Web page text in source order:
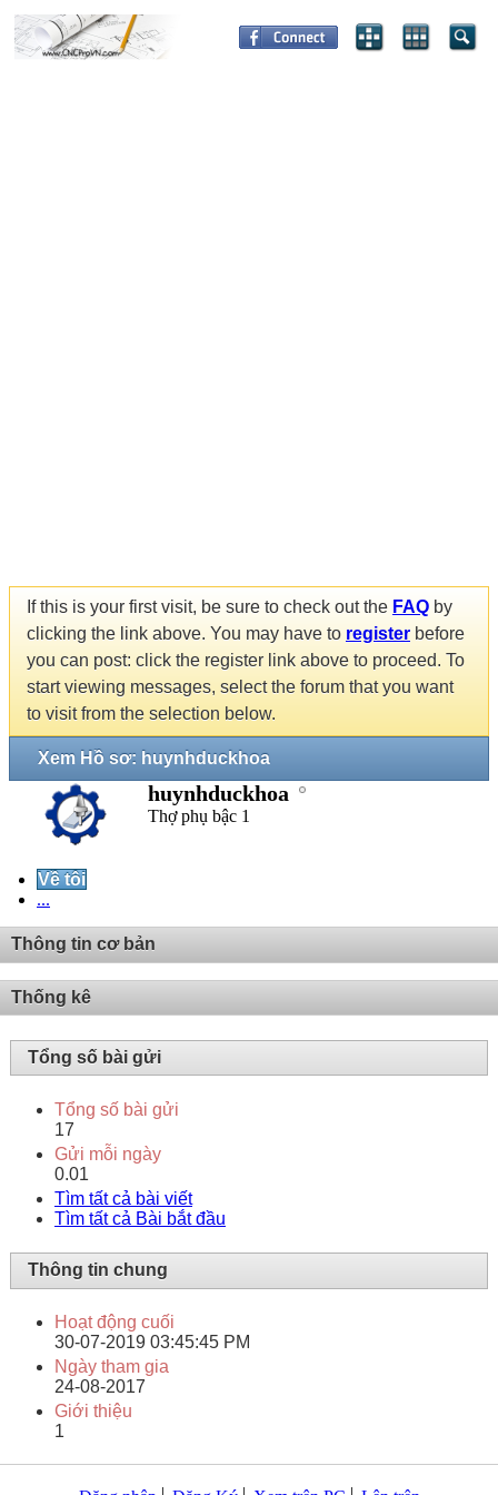
If this is your first visit, be sure to check out the FAQ by
clicking the link above. You may have to register before
you can post: click the register link above to proceed. To
start viewing messages, select the forum that you want
to visit from the selection below.
Xem Hồ sơ: huynhduckhoa
huynhduckhoa
Thợ phụ bậc 1
Về tôi
...
Thông tin cơ bản
Thống kê
Tổng số bài gửi
Tổng số bài gửi
17
Gửi mỗi ngày
0.01
Tìm tất cả bài viết
Tìm tất cả Bài bắt đầu
Thông tin chung
Hoạt động cuối
30-07-2019 03:45:45 PM
Ngày tham gia
24-08-2017
Giới thiệu
1